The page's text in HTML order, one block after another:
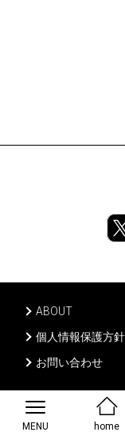
MENU home
ABOUT
個人情報保護方針
お問い合わせ
Ⓒ